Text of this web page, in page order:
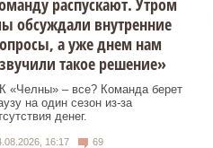
распускают. Утром
обсуждали внутренние
а уже днем нам
такое решение»
«Челны» – все? Команда берет
на один сезон из-за
денег.
16:17 69